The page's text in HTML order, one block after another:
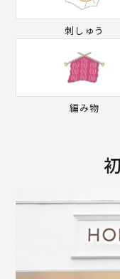
刺しゅう
編み物